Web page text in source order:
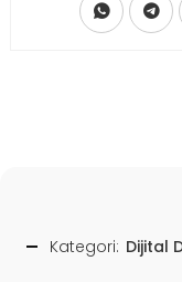
Kategori: Dijital